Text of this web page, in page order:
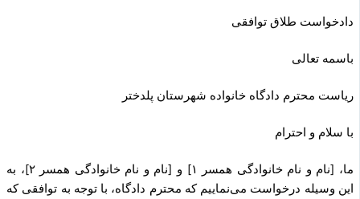
دادخواست طلاق توافقی
باسمه تعالی
ریاست محترم دادگاه خانواده شهرستان پلدختر
با سلام و احترام
ما، [نام و نام خانوادگی همسر ۱] و [نام و نام خانوادگی همسر ۲]، به
این وسیله درخواست می‌نماییم که محترم دادگاه، با توجه به توافقی که